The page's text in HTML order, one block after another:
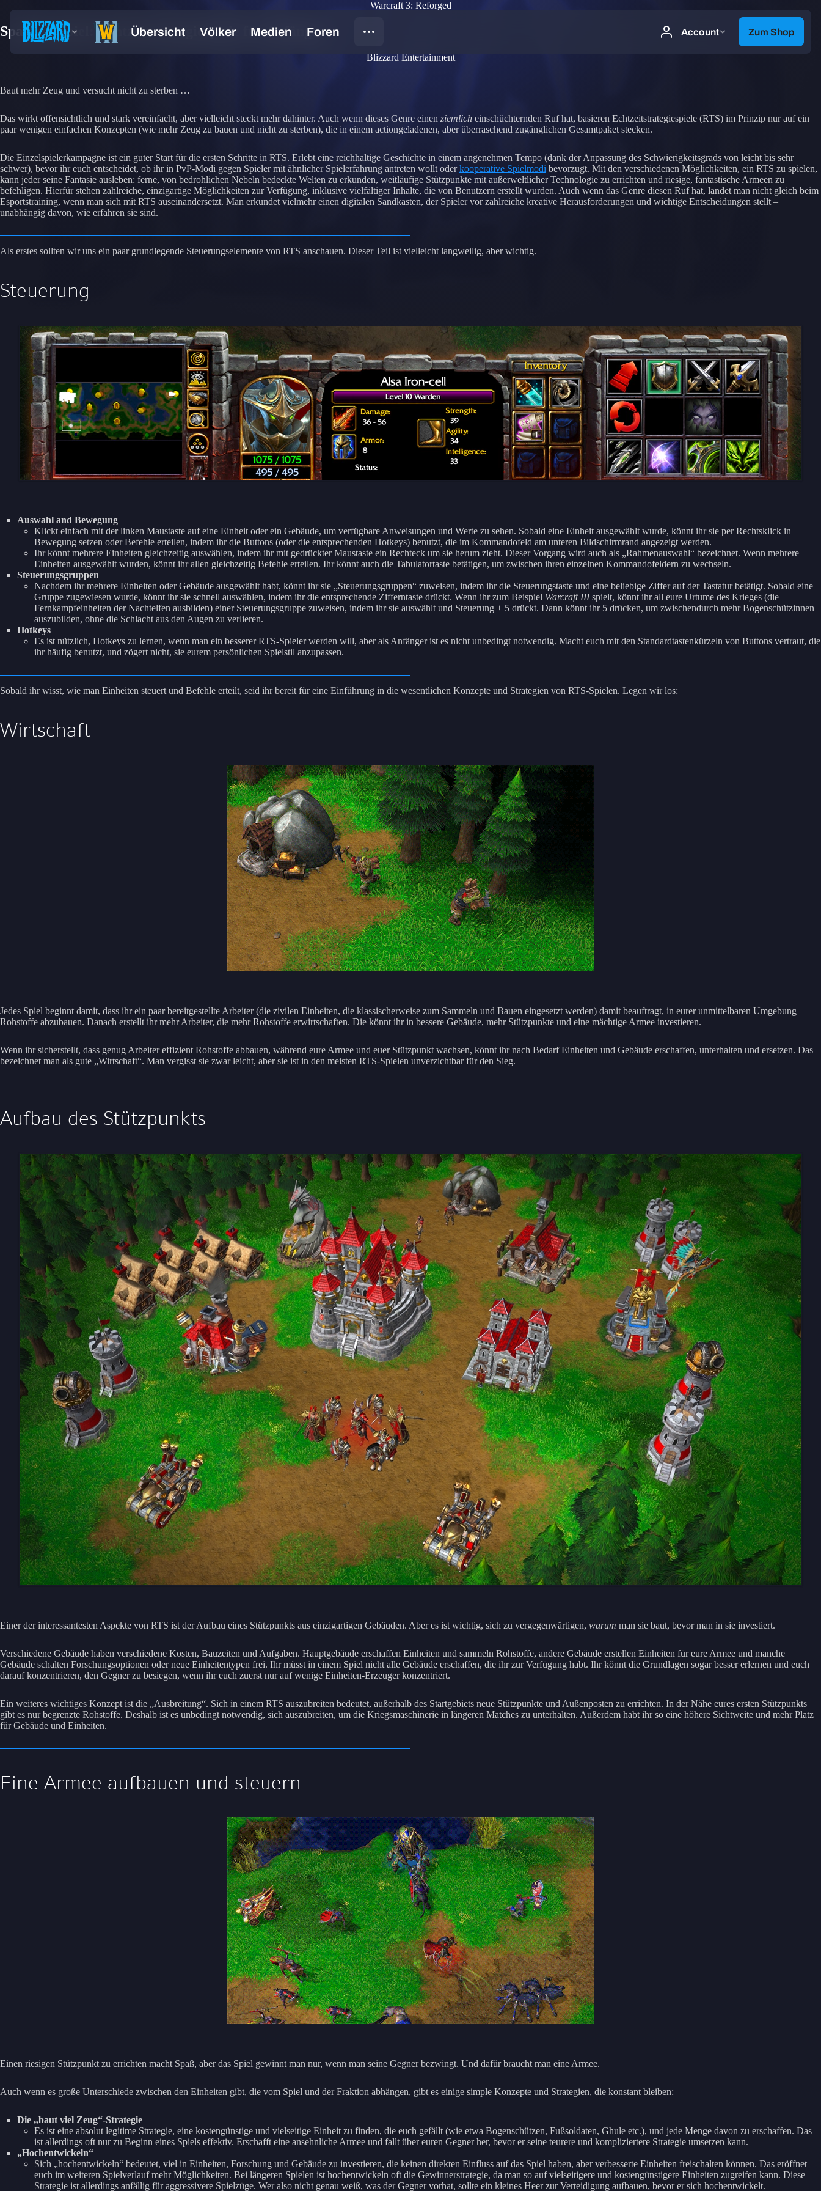
Warcraft 3: Reforged
Spaß am Spiel: Echtzeitstrategiespiele für Anfänger
Blizzard Entertainment
Baut mehr Zeug und versucht nicht zu sterben …
Das wirkt offensichtlich und stark vereinfacht, aber vielleicht steckt mehr dahinter. Auch wenn dieses Genre einen ziemlich einschüchternden Ruf hat, basieren Echtzeitstrategiespiele (RTS) im Prinzip nur auf ein
paar wenigen einfachen Konzepten (wie mehr Zeug zu bauen und nicht zu sterben), die in einem actiongeladenen, aber überraschend zugänglichen Gesamtpaket stecken.
Die Einzelspielerkampagne ist ein guter Start für die ersten Schritte in RTS. Erlebt eine reichhaltige Geschichte in einem angenehmen Tempo (dank der Anpassung des Schwierigkeitsgrads von leicht bis sehr
schwer), bevor ihr euch entscheidet, ob ihr in PvP-Modi gegen Spieler mit ähnlicher Spielerfahrung antreten wollt oderkooperative Spielmodi bevorzugt. Mit den verschiedenen Möglichkeiten, ein RTS zu spielen,
kann jeder seine Fantasie ausleben: ferne, von bedrohlichen Nebeln bedeckte Welten zu erkunden, weitläufige Stützpunkte mit außerweltlicher Technologie zu errichten und riesige, fantastische Armeen zu
befehligen. Hierfür stehen zahlreiche, einzigartige Möglichkeiten zur Verfügung, inklusive vielfältiger Inhalte, die von Benutzern erstellt wurden. Auch wenn das Genre diesen Ruf hat, landet man nicht gleich beim
Esportstraining, wenn man sich mit RTS auseinandersetzt. Man erkundet vielmehr einen digitalen Sandkasten, der Spieler vor zahlreiche kreative Herausforderungen und wichtige Entscheidungen stellt –
unabhängig davon, wie erfahren sie sind.
Als erstes sollten wir uns ein paar grundlegende Steuerungselemente von RTS anschauen. Dieser Teil ist vielleicht langweilig, aber wichtig.
Steuerung
Auswahl and Bewegung
Klickt einfach mit der linken Maustaste auf eine Einheit oder ein Gebäude, um verfügbare Anweisungen und Werte zu sehen. Sobald eine Einheit ausgewählt wurde, könnt ihr sie per Rechtsklick in
Bewegung setzen oder Befehle erteilen, indem ihr die Buttons (oder die entsprechenden Hotkeys) benutzt, die im Kommandofeld am unteren Bildschirmrand angezeigt werden.
Ihr könnt mehrere Einheiten gleichzeitig auswählen, indem ihr mit gedrückter Maustaste ein Rechteck um sie herum zieht. Dieser Vorgang wird auch als „Rahmenauswahl“ bezeichnet. Wenn mehrere
Einheiten ausgewählt wurden, könnt ihr allen gleichzeitig Befehle erteilen. Ihr könnt auch die Tabulatortaste betätigen, um zwischen ihren einzelnen Kommandofeldern zu wechseln.
Steuerungsgruppen
Nachdem ihr mehrere Einheiten oder Gebäude ausgewählt habt, könnt ihr sie „Steuerungsgruppen“ zuweisen, indem ihr die Steuerungstaste und eine beliebige Ziffer auf der Tastatur betätigt. Sobald eine
Gruppe zugewiesen wurde, könnt ihr sie schnell auswählen, indem ihr die entsprechende Zifferntaste drückt. Wenn ihr zum Beispiel Warcraft IIIspielt, könnt ihr all eure Urtume des Krieges (die
Fernkampfeinheiten der Nachtelfen ausbilden) einer Steuerungsgruppe zuweisen, indem ihr sie auswählt und Steuerung + 5 drückt. Dann könnt ihr 5 drücken, um zwischendurch mehr Bogenschützinnen
auszubilden, ohne die Schlacht aus den Augen zu verlieren.
Hotkeys
Es ist nützlich, Hotkeys zu lernen, wenn man ein besserer RTS-Spieler werden will, aber als Anfänger ist es nicht unbedingt notwendig. Macht euch mit den Standardtastenkürzeln von Buttons vertraut, die
ihr häufig benutzt, und zögert nicht, sie eurem persönlichen Spielstil anzupassen.
Sobald ihr wisst, wie man Einheiten steuert und Befehle erteilt, seid ihr bereit für eine Einführung in die wesentlichen Konzepte und Strategien von RTS-Spielen. Legen wir los:
Wirtschaft
Jedes Spiel beginnt damit, dass ihr ein paar bereitgestellte Arbeiter (die zivilen Einheiten, die klassischerweise zum Sammeln und Bauen eingesetzt werden) damit beauftragt, in eurer unmittelbaren Umgebung
Rohstoffe abzubauen. Danach erstellt ihr mehr Arbeiter, die mehr Rohstoffe erwirtschaften. Die könnt ihr in bessere Gebäude, mehr Stützpunkte und eine mächtige Armee investieren.
Wenn ihr sicherstellt, dass genug Arbeiter effizient Rohstoffe abbauen, während eure Armee und euer Stützpunkt wachsen, könnt ihr nach Bedarf Einheiten und Gebäude erschaffen, unterhalten und ersetzen. Das
bezeichnet man als gute „Wirtschaft“. Man vergisst sie zwar leicht, aber sie ist in den meisten RTS-Spielen unverzichtbar für den Sieg.
Aufbau des Stützpunkts
Einer der interessantesten Aspekte von RTS ist der Aufbau eines Stützpunkts aus einzigartigen Gebäuden. Aber es ist wichtig, sich zu vergegenwärtigen, warum man sie baut, bevor man in sie investiert.
Verschiedene Gebäude haben verschiedene Kosten, Bauzeiten und Aufgaben. Hauptgebäude erschaffen Einheiten und sammeln Rohstoffe, andere Gebäude erstellen Einheiten für eure Armee und manche
Gebäude schalten Forschungsoptionen oder neue Einheitentypen frei. Ihr müsst in einem Spiel nicht alle Gebäude erschaffen, die ihr zur Verfügung habt. Ihr könnt die Grundlagen sogar besser erlernen und euch
darauf konzentrieren, den Gegner zu besiegen, wenn ihr euch zuerst nur auf wenige Einheiten-Erzeuger konzentriert.
Ein weiteres wichtiges Konzept ist die „Ausbreitung“. Sich in einem RTS auszubreiten bedeutet, außerhalb des Startgebiets neue Stützpunkte und Außenposten zu errichten. In der Nähe eures ersten Stützpunkts
gibt es nur begrenzte Rohstoffe. Deshalb ist es unbedingt notwendig, sich auszubreiten, um die Kriegsmaschinerie in längeren Matches zu unterhalten. Außerdem habt ihr so eine höhere Sichtweite und mehr Platz
für Gebäude und Einheiten.
Eine Armee aufbauen und steuern
Einen riesigen Stützpunkt zu errichten macht Spaß, aber das Spiel gewinnt man nur, wenn man seine Gegner bezwingt. Und dafür braucht man eine Armee.
Auch wenn es große Unterschiede zwischen den Einheiten gibt, die vom Spiel und der Fraktion abhängen, gibt es einige simple Konzepte und Strategien, die konstant bleiben:
Die „baut viel Zeug“-Strategie
Es ist eine absolut legitime Strategie, eine kostengünstige und vielseitige Einheit zu finden, die euch gefällt (wie etwa Bogenschützen, Fußsoldaten, Ghule etc.), und jede Menge davon zu erschaffen. Das
ist allerdings oft nur zu Beginn eines Spiels effektiv. Erschafft eine ansehnliche Armee und fallt über euren Gegner her, bevor er seine teurere und kompliziertere Strategie umsetzen kann.
„Hochentwickeln“
Sich „hochentwickeln“ bedeutet, viel in Einheiten, Forschung und Gebäude zu investieren, die keinen direkten Einfluss auf das Spiel haben, aber verbesserte Einheiten freischalten können. Das eröffnet
euch im weiteren Spielverlauf mehr Möglichkeiten. Bei längeren Spielen ist hochentwickeln oft die Gewinnerstrategie, da man so auf vielseitigere und kostengünstigere Einheiten zugreifen kann. Diese
Strategie ist allerdings anfällig für aggressivere Spielzüge. Wer also nicht genau weiß, was der Gegner vorhat, sollte ein kleines Heer zur Verteidigung aufbauen, bevor er sich hochentwickelt.